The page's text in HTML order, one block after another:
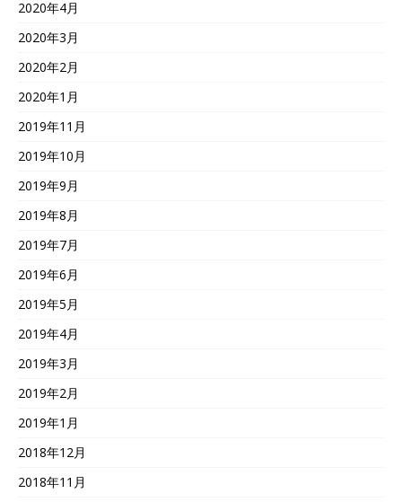
2020年4月
2020年3月
2020年2月
2020年1月
2019年11月
2019年10月
2019年9月
2019年8月
2019年7月
2019年6月
2019年5月
2019年4月
2019年3月
2019年2月
2019年1月
2018年12月
2018年11月